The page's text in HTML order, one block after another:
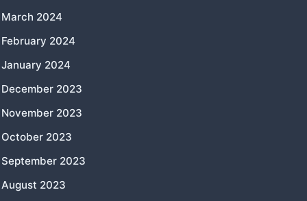
March 2024
February 2024
January 2024
December 2023
November 2023
October 2023
September 2023
August 2023